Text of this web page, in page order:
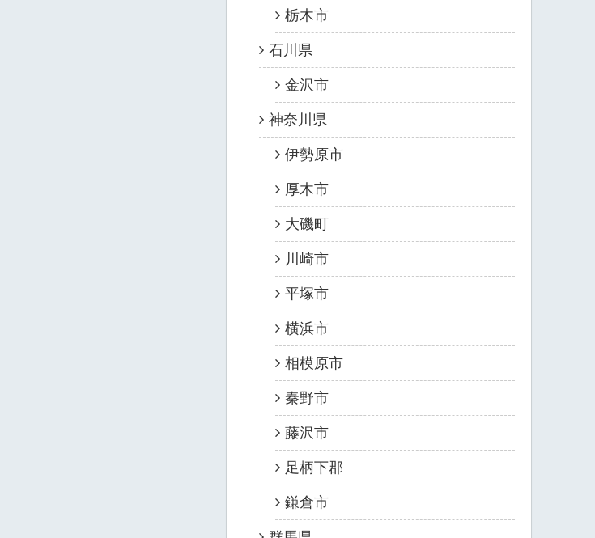
栃木市
石川県
金沢市
神奈川県
伊勢原市
厚木市
大磯町
川崎市
平塚市
横浜市
相模原市
秦野市
藤沢市
足柄下郡
鎌倉市